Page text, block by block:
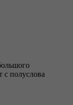
с полуслова